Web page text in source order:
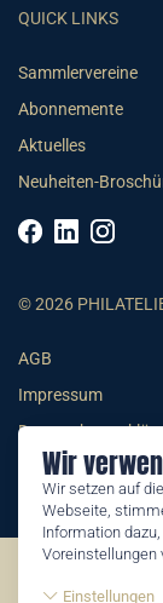
Wir
Wir setzen auf
Webseite,
Information
Voreinstellungen
Einstellungen
QUICK LINKS
Sammlervereine
Abonnemente
Aktuelles
Neuheiten-
© 2026
AGB
Impressum